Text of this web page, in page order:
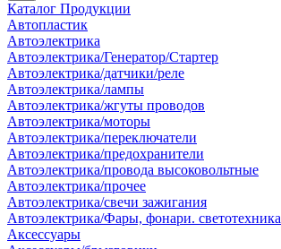
Каталог Продукции
Автопластик
Автоэлектрика
Автоэлектрика/Генератор/Стартер
Автоэлектрика/датчики/реле
Автоэлектрика/лампы
Автоэлектрика/жгуты проводов
Автоэлектрика/моторы
Автоэлектрика/переключатели
Автоэлектрика/предохранители
Автоэлектрика/провода высоковольтные
Автоэлектрика/прочее
Автоэлектрика/свечи зажигания
Автоэлектрика/Фары, фонари. светотехника
Аксессуары